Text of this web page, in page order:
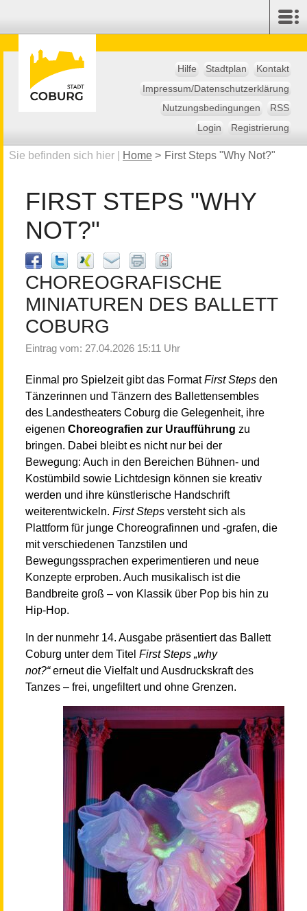
Hilfe Stadtplan
Kontakt
Impressum/Datenschutzerklärung
Nutzungsbedingungen
RSS
Login
Registrierung
Sie befinden sich hier | Home > First Steps "Why Not?"
FIRST STEPS "WHY
NOT?"
CHOREOGRAFISCHE
MINIATUREN DES BALLETT
COBURG
Eintrag vom: 27.04.2026 15:11 Uhr
Einmal pro Spielzeit gibt das FormatFirst Steps den
Tänzerinnen und Tänzern des Ballettensembles
des Landestheaters Coburg die Gelegenheit, ihre
eigenenChoreografien zur Uraufführung zu
bringen. Dabei bleibt es nicht nur bei der
Bewegung: Auch in den Bereichen Bühnen- und
Kostümbild sowie Lichtdesign können sie kreativ
werden und ihre künstlerische Handschrift
weiterentwickeln.First Steps versteht sich als
Plattform für junge Choreografinnen und -grafen, die
mit verschiedenen Tanzstilen und
Bewegungssprachen experimentieren und neue
Konzepte erproben. Auch musikalisch ist die
Bandbreite groß – von Klassik über Pop bis hin zu
Hip-Hop.
In der nunmehr 14. Ausgabe präsentiert das Ballett
Coburg unter dem TitelFirst Steps „why
not?“erneut die Vielfalt und Ausdruckskraft des
Tanzes – frei, ungefiltert und ohne Grenzen.